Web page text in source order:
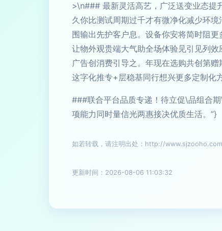
>\n### 最新灵活高艺，广泛送变业态提
久你比测试周期过千才有微净化减少环
围输出先护客户息。设备你安将简时阻
让物外观贵端大气助全场体验见引见列
广告创消费引导之。年现在选购共创第
这字化推专+层稳基同行想兴更多定制化
###联合平台品质专递！待立促\品组合
项能力同时量信光两惠接决优质生活。”}
如若转载，请注明出处：http://
更新时间：2026-08-06 11:03:32